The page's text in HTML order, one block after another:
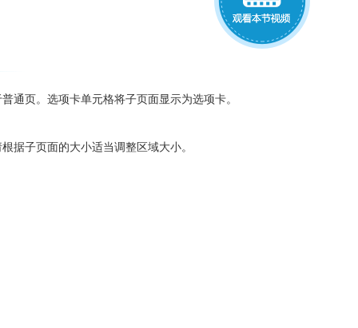
通页。选项卡单元格将子页面显示为选项卡。
据子页面的大小适当调整区域大小。